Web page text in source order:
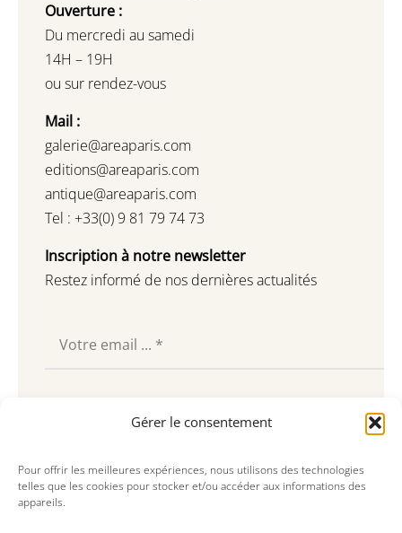
Gérer le consentement
Pour offrir les meilleures expériences, nous utilisons des technologies
telles que les cookies pour stocker et/ou accéder aux informations des
appareils.
Ouverture :
Du mercredi au samedi
14H – 19H
ou sur rendez-vous
Mail :
galerie@areaparis.com
editions@areaparis.com
antique@areaparis.com
Tel : +33(0) 9 81 79 74 73
Inscription à notre newsletter
Restez informé de nos dernières actualités
Souscrire